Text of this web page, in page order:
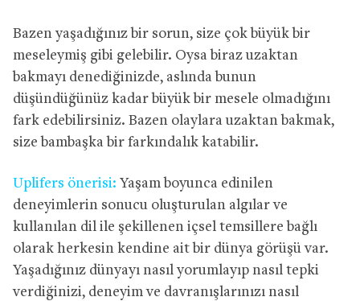
Bazen yaşadığınız bir sorun, size çok büyük bir
meseleymiş gibi gelebilir. Oysa biraz uzaktan
bakmayı denediğinizde, aslında bunun
düşündüğünüz kadar büyük bir mesele olmadığını
fark edebilirsiniz. Bazen olaylara uzaktan bakmak,
size bambaşka bir farkındalık katabilir.
Uplifers önerisi: Yaşam boyunca edinilen
deneyimlerin sonucu oluşturulan algılar ve
kullanılan dil ile şekillenen içsel temsillere bağlı
olarak herkesin kendine ait bir dünya görüşü var.
Yaşadığınız dünyayı nasıl yorumlayıp nasıl tepki
verdiğinizi, deneyim ve davranışlarınızı nasıl